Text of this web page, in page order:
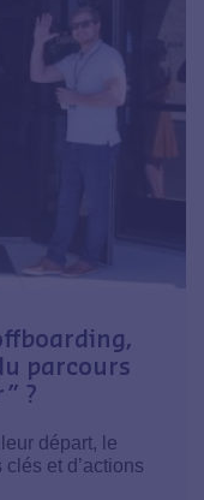
parcours
?
départ, le
et d’actions